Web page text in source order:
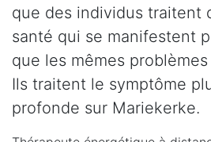
que des individus traitent
santé qui se manifestent
que les mêmes
Ils traitent le symptôme
profonde sur Mariekerke.